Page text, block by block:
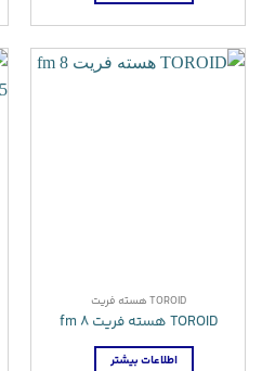
TOROID هسته فریت
TOROID هسته فریت fm 8
اطلاعات بیشتر